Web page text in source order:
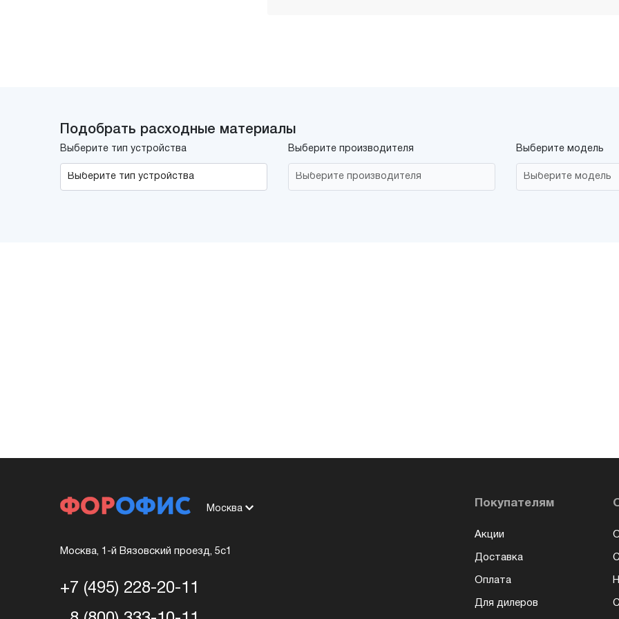
Подобрать расходные материалы
Выберите тип устройства Выберите производителя Выберите модель
Москва
Москва, 1-й Вязовский проезд, 5с1
+7 (495) 228-20-11
Покупателям
Акции
Доставка
Оплата
Для дилеров